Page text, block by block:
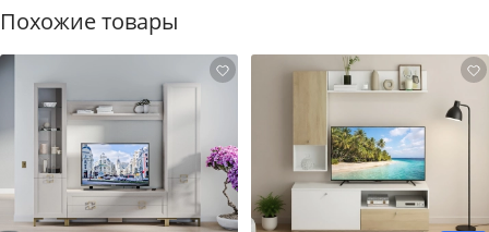
Похожие товары